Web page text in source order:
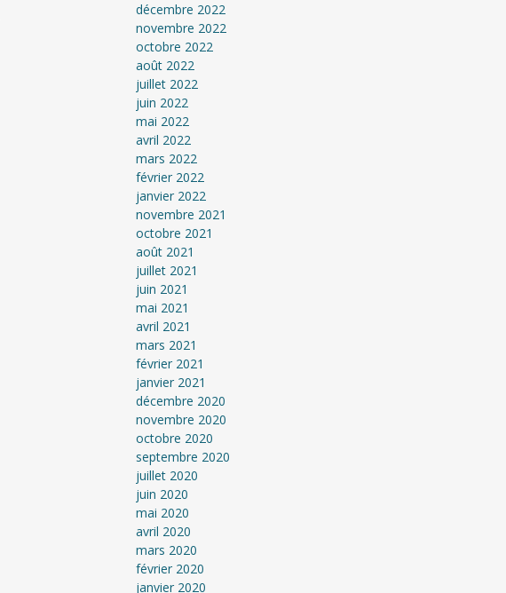
décembre 2022
novembre 2022
octobre 2022
août 2022
juillet 2022
juin 2022
mai 2022
avril 2022
mars 2022
février 2022
janvier 2022
novembre 2021
octobre 2021
août 2021
juillet 2021
juin 2021
mai 2021
avril 2021
mars 2021
février 2021
janvier 2021
décembre 2020
novembre 2020
octobre 2020
septembre 2020
juillet 2020
juin 2020
mai 2020
avril 2020
mars 2020
février 2020
janvier 2020